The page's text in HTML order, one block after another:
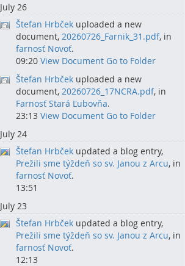
July 26
Štefan Hrbček uploaded a new
document, 20260726_Farnik_31.pdf, in
farnosť Novoť.
09:20 View Document Go to Folder
Štefan Hrbček uploaded a new
document, 20260726_17NCRA.pdf, in
Farnosť Stará Ľubovňa.
23:13 View Document Go to Folder
July 24
Štefan Hrbček updated a blog entry,
Prežili sme týždeň so sv. Janou z Arcu, in
farnosť Novoť.
13:51
July 23
Štefan Hrbček updated a blog entry,
Prežili sme týždeň so sv. Janou z Arcu, in
farnosť Novoť.
12:13